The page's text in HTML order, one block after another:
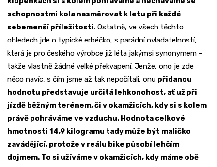
schopnostmi kola nasměrovat k letu při každé
sebemenší příležitosti. Ostatně, ve všech těchto
ohledech jde o typické erbéčko, s parádní ovladatelností,
která je pro českého výrobce již léta jakýmsi synonymem –
takže vlastně žádné velké překvapení. Jenže, ono je zde
něco navíc, s čím jsme až tak nepočítali, onu přidanou
hodnotu představuje určitá lehkonohost, ať už při
jízdě běžným terénem, či v okamžicích, kdy si s kolem
právě pohráváme ve vzduchu. Hodnota celkové
hmotnosti 14,9 kilogramu tady může být maličko
zavádějící, protože v reálu bike působí lehčím
dojmem. To si užíváme v okamžicích, kdy máme obě